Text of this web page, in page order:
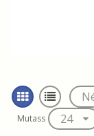
Mutass